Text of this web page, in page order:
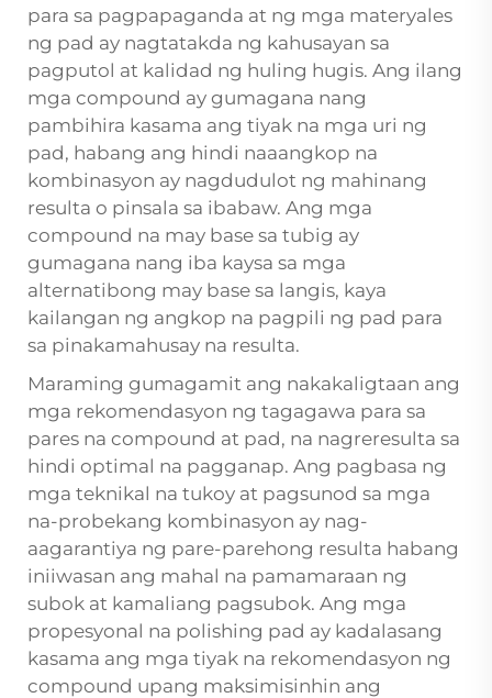
para sa pagpapaganda at ng mga materyales
ng pad ay nagtatakda ng kahusayan sa
pagputol at kalidad ng huling hugis. Ang ilang
mga compound ay gumagana nang
pambihira kasama ang tiyak na mga uri ng
pad, habang ang hindi naaangkop na
kombinasyon ay nagdudulot ng mahinang
resulta o pinsala sa ibabaw. Ang mga
compound na may base sa tubig ay
gumagana nang iba kaysa sa mga
alternatibong may base sa langis, kaya
kailangan ng angkop na pagpili ng pad para
sa pinakamahusay na resulta.
Maraming gumagamit ang nakakaligtaan ang
mga rekomendasyon ng tagagawa para sa
pares na compound at pad, na nagreresulta sa
hindi optimal na pagganap. Ang pagbasa ng
mga teknikal na tukoy at pagsunod sa mga
na-probekang kombinasyon ay nag-
aagarantiya ng pare-parehong resulta habang
iniiwasan ang mahal na pamamaraan ng
subok at kamaliang pagsubok. Ang mga
propesyonal na polishing pad ay kadalasang
kasama ang mga tiyak na rekomendasyon ng
compound upang maksimisinhin ang